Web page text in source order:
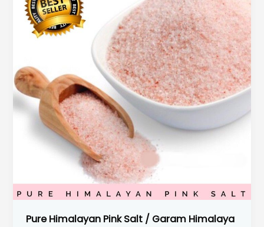
Pure Himalayan Pink Salt / Garam Himalaya